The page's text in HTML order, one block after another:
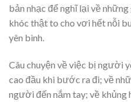
bản nhạc để nghĩ lại về
khóc thật to cho vơi hết nỗi
yên bình.
Câu chuyện về việc bị người
cao đầu khi bước ra đi; về
người đến nắm tay; về khủng